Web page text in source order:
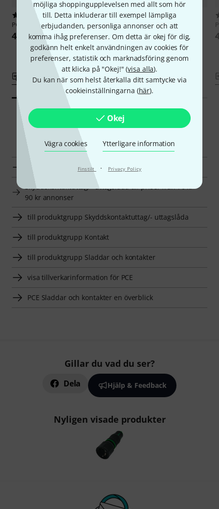
möjliga shoppingupplevelsen med allt som hör
till. Detta inkluderar till exempel lämpliga
erbjudanden, personliga annonser och att
komma ihåg preferenser. Om detta är okej för dig,
godkänn helt enkelt användningen av cookies för
preferenser, statistik och marknadsföring genom
att klicka på "Okej!" (visa alla).
Du kan när som helst återkalla ditt samtycke via
cookieinställningarna (här).
Okej
Vägra cookies Ytterligare information
Finstilt · Privacy Policy
34
PCE 2411-ss Taurus2 Socket B/F
44 kr
Jämför
48
PCE2510-ss Taurus2 Socket
50 kr
Jämför
Smart Navigator
PCE Skyddskontaktuttag/- uttagslåda en överblick
Skyddskontaktuttag/- uttagslåda till priser från 70 kr -
90 kr annonser
till produktgrupp Skyddskontaktuttag/- uttagslåda
till produktgrupp Kontakt
till produktgrupp Sladdar och kontakter
visa tillverkarinformation för PCE
PCE Sladdar och kontakter en överblick
Gillar du vad du ser?
Dela Hjälp & Feedback
Nyligen visade produkter